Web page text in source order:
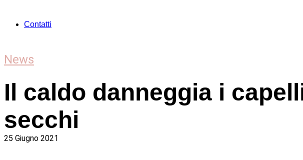
Contatti
News
Il caldo danneggia i
secchi
25 Giugno 2021